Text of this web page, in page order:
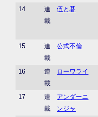
14
連
載
伍と碁
15
連
載
公式不倫
16
連
載
ローワライ
17
連
載
アンダーニ
ンジャ